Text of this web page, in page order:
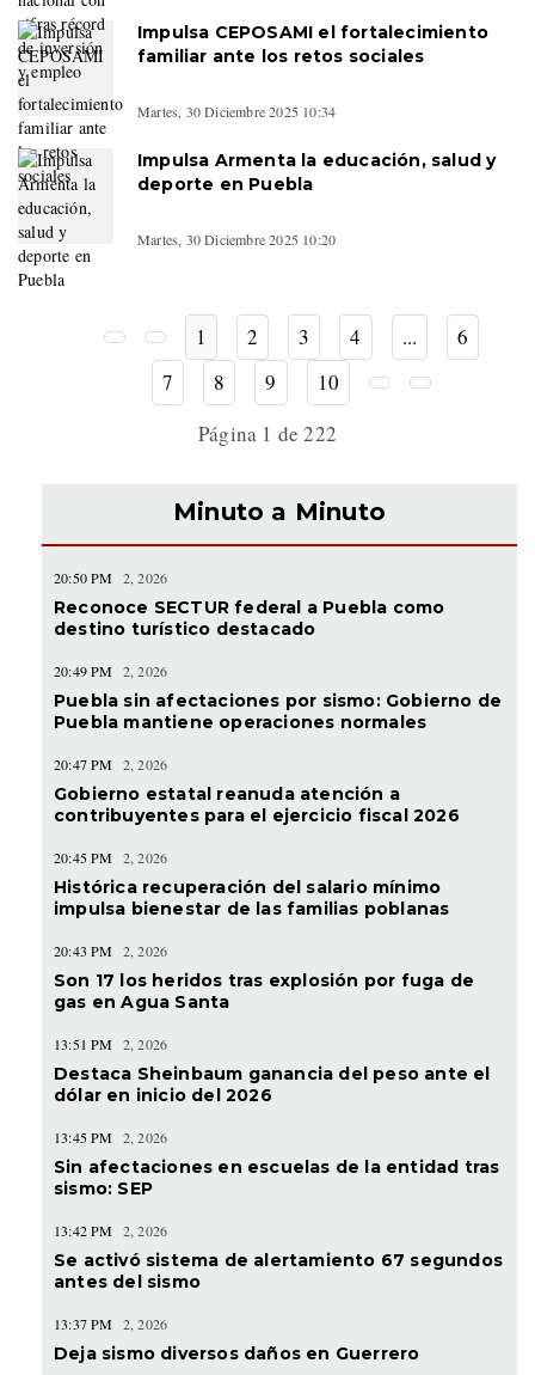
Impulsa CEPOSAMI el fortalecimiento
familiar ante los retos sociales
Martes, 30 Diciembre 2025 10:34
Impulsa Armenta la educación, salud y
deporte en Puebla
Martes, 30 Diciembre 2025 10:20
1 2 3 4 ...
6
7
8 9
10
Página 1 de 222
Minuto a Minuto
20:50 PM 2, 2026
Reconoce SECTUR federal a Puebla como
destino turístico destacado
20:49 PM 2, 2026
Puebla sin afectaciones por sismo: Gobierno de
Puebla mantiene operaciones normales
20:47 PM 2, 2026
Gobierno estatal reanuda atención a
contribuyentes para el ejercicio fiscal 2026
20:45 PM 2, 2026
Histórica recuperación del salario mínimo
impulsa bienestar de las familias poblanas
20:43 PM 2, 2026
Son 17 los heridos tras explosión por fuga de
gas en Agua Santa
13:51 PM 2, 2026
Destaca Sheinbaum ganancia del peso ante el
dólar en inicio del 2026
13:45 PM 2, 2026
Sin afectaciones en escuelas de la entidad tras
sismo: SEP
13:42 PM 2, 2026
Se activó sistema de alertamiento 67 segundos
antes del sismo
13:37 PM 2, 2026
Deja sismo diversos daños en Guerrero